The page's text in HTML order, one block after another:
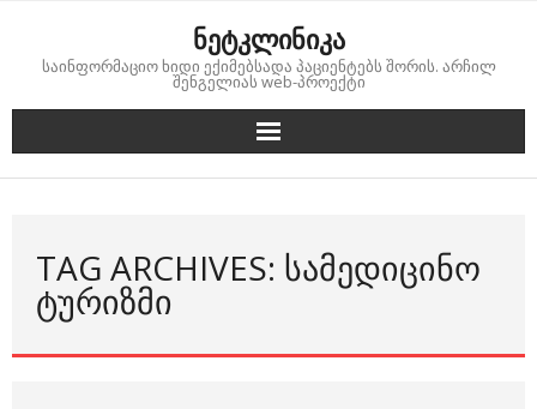
content
ნეტკლინიკა
საინფორმაციო ხიდი ექიმებსადა პაციენტებს შორის. არჩილ
შენგელიას web-პროექტი
TAG ARCHIVES: ᲡᲐᲛᲔᲓᲘᲪᲘᲜᲝ
ᲢᲣᲠᲘᲖᲛᲘ